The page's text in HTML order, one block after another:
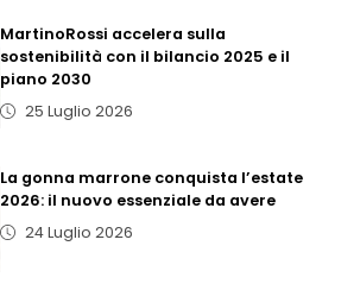
MartinoRossi accelera sulla
sostenibilità con il bilancio 2025 e il
piano 2030
25 Luglio 2026
La gonna marrone conquista l’estate
2026: il nuovo essenziale da avere
24 Luglio 2026